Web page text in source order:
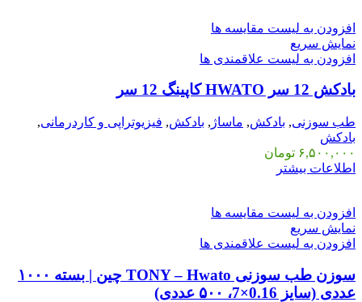
افزودن به لیست مقایسه ها
نمایش سریع
افزودن به لیست علاقمندی ها
بادکش 12 سر HWATO کاپینگ 12 سر
طب سوزنی, بادکش, ماساژ , بادکش, فیزیوتراپی و کاردرمانی,
بادکش
۶,۵۰۰,۰۰۰ تومان
اطلاعات بیشتر
افزودن به لیست مقایسه ها
نمایش سریع
افزودن به لیست علاقمندی ها
سوزن طب سوزنی TONY – Hwato چین | بسته ۱۰۰۰
عددی (سایز 0.16×7، ۵۰۰ عددی)